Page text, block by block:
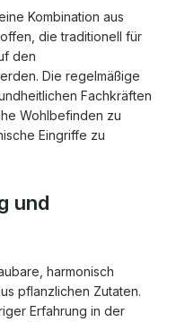
Kombination aus
die traditionell für
den
Die regelmäßige
Fachkräften
Wohlbefinden zu
Eingriffe zu
und
harmonisch
pflanzlichen Zutaten.
Erfahrung in der